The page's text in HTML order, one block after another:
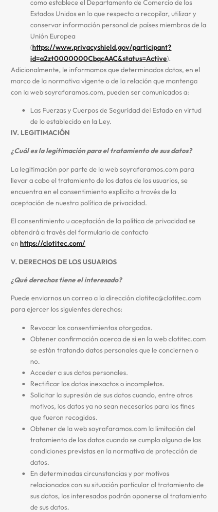
como establece el Departamento de Comercio de los
Estados Unidos en lo que respecta a recopilar, utilizar y
conservar información personal de países miembros de la
Unión Europea
(https://www.privacyshield.gov/participant?
id=a2zt0000000CbqcAAC&status=Active).
Adicionalmente, le informamos que determinados datos, en el
marco de la normativa vigente o de la relación que mantenga
con la web soyrafaramos.com, pueden ser comunicados a:
Las Fuerzas y Cuerpos de Seguridad del Estado en virtud
de lo establecido en la Ley.
IV. LEGITIMACIÓN
¿Cuál es la legitimación para el tratamiento de sus datos?
La legitimación por parte de la web soyrafaramos.com para
llevar a cabo el tratamiento de los datos de los usuarios, se
encuentra en el consentimiento explícito a través de la
aceptación de nuestra política de privacidad.
El consentimiento u aceptación de la política de privacidad se
obtendrá a través del formulario de contacto
enhttps://clotitec.com/
V. DERECHOS DE LOS USUARIOS
¿Qué derechos tiene el interesado?
Puede enviarnos un correo a la dirección clotitec@clotitec.com
para ejercer los siguientes derechos:
Revocar los consentimientos otorgados.
Obtener confirmación acerca de si en la web clotitec.com
se están tratando datos personales que le conciernen o
no.
Acceder a sus datos personales.
Rectificar los datos inexactos o incompletos.
Solicitar la supresión de sus datos cuando, entre otros
motivos, los datos ya no sean necesarios para los fines
que fueron recogidos.
Obtener de la web soyrafaramos.com la limitación del
tratamiento de los datos cuando se cumpla alguna de las
condiciones previstas en la normativa de protección de
datos.
En determinadas circunstancias y por motivos
relacionados con su situación particular al tratamiento de
sus datos, los interesados podrán oponerse al tratamiento
de sus datos.